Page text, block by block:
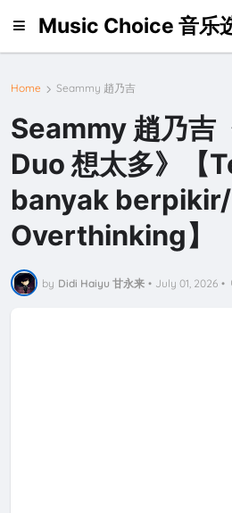
Music Choice 音乐
Home Seammy 趙乃吉
Seammy 趙乃吉
Duo 想太多》【
banyak berpikir/
Overthinking】
by Didi Haiyu 甘永来 • July 01, 2026 •